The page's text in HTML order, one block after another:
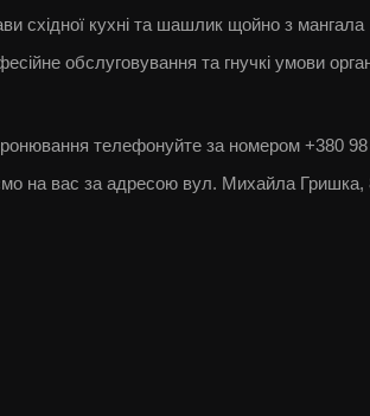
східної кухні та шашлик щойно з мангала
обслуговування та гнучкі умови
телефонуйте за номером +380 98
на вас за адресою вул. Михайла Гришка,